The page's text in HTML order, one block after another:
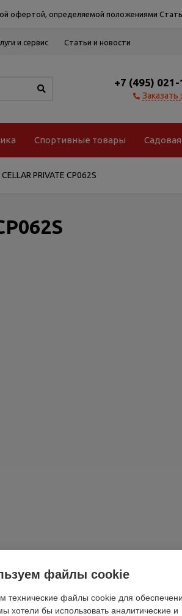
офертой, определяемой положениями
и сервис Статьи и новости
+7 (495)
Заказать
Спортивные товары
PRIVATE CP062S
файлы cookie
технические файлы cookie для
хотели бы использовать аналитические и